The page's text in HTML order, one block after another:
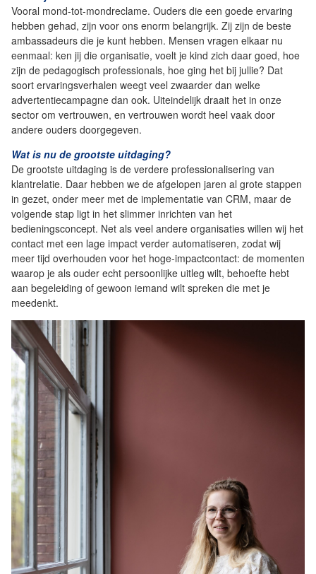
Vooral mond-tot-mondreclame. Ouders die een goede ervaring
hebben gehad, zijn voor ons enorm belangrijk. Zij zijn de beste
ambassadeurs die je kunt hebben. Mensen vragen elkaar nu
eenmaal: ken jij die organisatie, voelt je kind zich daar goed, hoe
zijn de pedagogisch professionals, hoe ging het bij jullie? Dat
soort ervaringsverhalen weegt veel zwaarder dan welke
advertentiecampagne dan ook. Uiteindelijk draait het in onze
sector om vertrouwen, en vertrouwen wordt heel vaak door
andere ouders doorgegeven.
Wat is nu de grootste uitdaging?
De grootste uitdaging is de verdere professionalisering van
klantrelatie. Daar hebben we de afgelopen jaren al grote stappen
in gezet, onder meer met de implementatie van CRM, maar de
volgende stap ligt in het slimmer inrichten van het
bedieningsconcept. Net als veel andere organisaties willen wij het
contact met een lage impact verder automatiseren, zodat wij
meer tijd overhouden voor het hoge-impactcontact: de momenten
waarop je als ouder echt persoonlijke uitleg wilt, behoefte hebt
aan begeleiding of gewoon iemand wilt spreken die met je
meedenkt.